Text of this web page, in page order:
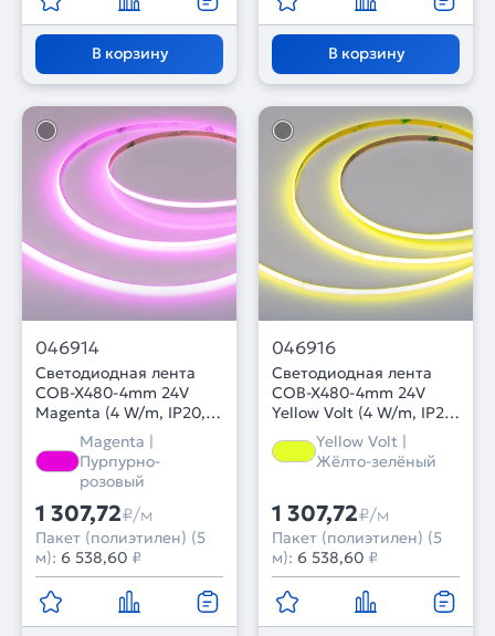
В корзину В корзину
046914
Светодиодная лента
COB-X480-4mm 24V
Magenta (4 W/m, IP20,
5m) (Arlight, -)
Magenta |
Пурпурно-
розовый
1 307,72₽/м
Пакет (полиэтилен) (5
м): 6 538,60 ₽
046916
Светодиодная лента
COB-X480-4mm 24V
Yellow Volt (4 W/m, IP20,
5m) (Arlight, -)
Yellow Volt |
Жёлто-зелёный
1 307,72₽/м
Пакет (полиэтилен) (5
м): 6 538,60 ₽